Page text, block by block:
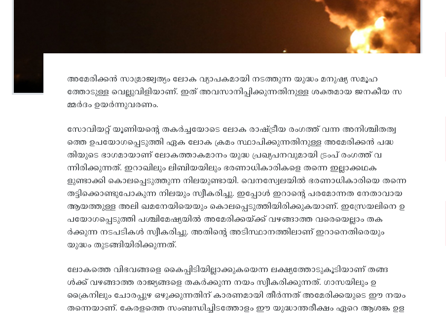
അമേരിക്കന്‍ സാമ്രാജ്വത്യം ലോക വ്യാപകമായി നടത്തുന്ന യുദ്ധം മനുഷ്യ സമൂഹ
ത്തോടുള്ള വെല്ലുവിളിയാണ്‌. ഇത്‌ അവസാനിപ്പിക്കുന്നതിനുള്ള ശക്തമായ ജനകീയ സ
മ്മര്‍ദം ഉയര്‍ന്നുവരണം.
സോവിയറ്റ്‌ യൂണിയന്റെ തകര്‍ച്ചയോടെ ലോക രാഷ്‌ട്രീയ രംഗത്ത്‌ വന്ന അനിശ്ചിതത്വ
ത്തെ ഉപയോഗപ്പെടുത്തി ഏക ലോക ക്രമം സ്ഥാപിക്കുന്നതിനുള്ള അമേരിക്കന്‍ പദ്ധ
തിയുടെ ഭാഗമായാണ്‌ ലോകത്താകമാനം യുദ്ധ പ്രഖ്യപനവുമായി ട്രംപ്‌ രംഗത്ത്‌ വ
ന്നിരിക്കുന്നത്‌. ഇറാഖിലും ലിബിയയിലും ഭരണാധികാരികളെ തന്നെ ഇല്ലാക്കഥക
ളുണ്ടാക്കി കൊലപ്പെടുത്തുന്ന നിലയുണ്ടായി. വെനസ്വേലയില്‍ ഭരണാധികാരിയെ തന്നെ
തട്ടിക്കൊണ്ടുപോകുന്ന നിലയും സ്വീകരിച്ചു. ഇപ്പോള്‍ ഇറാന്റെ പരമോന്നത നേതാവായ
ആയത്തുള്ള അലി ഖമനേയിയെയും കൊലപ്പെടുത്തിയിരിക്കുകയാണ്‌. ഇസ്രേയലിനെ ഉ
പയോഗപ്പെടുത്തി പശ്ചിമേഷ്യയില്‍ അമേരിക്കയ്‌ക്ക്‌ വഴങ്ങാത്ത വരെയെല്ലാം തക
ര്‍ക്കുന്ന നടപടികള്‍ സ്വീകരിച്ചു. അതിന്റെ അടിസ്ഥാനത്തിലാണ്‌ ഇറാനെതിരെയും
യുദ്ധം തുടങ്ങിയിരിക്കുന്നത്‌.
ലോകത്തെ വിഭവങ്ങളെ കൈപ്പിടിയില്ലാക്കുകയെന്ന ലക്ഷ്യത്തോടുകൂടിയാണ്‌ തങ്ങ
ള്‍ക്ക്‌ വഴങ്ങാത്ത രാജ്യങ്ങളെ തകര്‍ക്കുന്ന നയം സ്വീകരിക്കുന്നത്‌. ഗാസയിലും ഉ
ക്രൈനിലും ചോരപ്പുഴ ഒഴുക്കുന്നതിന്‌ കാരണമായി തീര്‍ന്നത്‌ അമേരിക്കയുടെ ഈ നയം
തന്നെയാണ്‌. കേരളത്തെ സംബന്ധിച്ചിടത്തോളം ഈ യുദ്ധാന്തരീക്ഷം ഏറെ ആശങ്ക ഉള